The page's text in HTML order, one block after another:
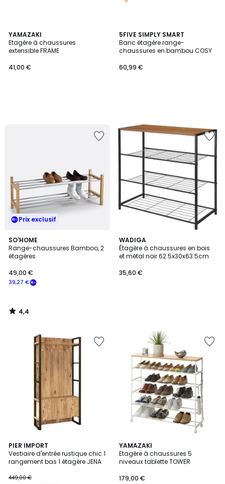
YAMAZAKI
Etagère à chaussures
extensible FRAME
41,00 €
5FIVE SIMPLY SMART
Banc étagère range-
chaussures en bambou COSY
60,99 €
Prix exclusif
SO'HOME
Range-chaussures Bamboo, 2
étagères
39,27 €
49,00 €
4,4
/ 5
4,4
/
WADIGA
Étagère à chaussures en bois
et métal noir 62.5x30x63.5cm
35,60 €
PIER IMPORT
Vestiaire d'entrée rustique chic 1
rangement bas 1 étagère JENA
449,00 €
YAMAZAKI
Etagère à chaussures 5
niveaux tablette TOWER
179,00 €
2
Couleurs